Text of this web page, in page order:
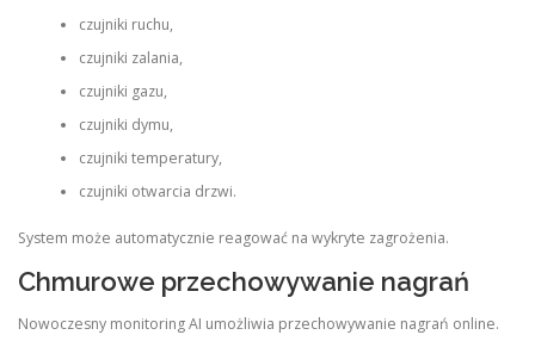
czujniki ruchu,
czujniki zalania,
czujniki gazu,
czujniki dymu,
czujniki temperatury,
czujniki otwarcia drzwi.
System może automatycznie reagować na wykryte zagrożenia.
Chmurowe przechowywanie nagrań
Nowoczesny monitoring AI umożliwia przechowywanie nagrań online.